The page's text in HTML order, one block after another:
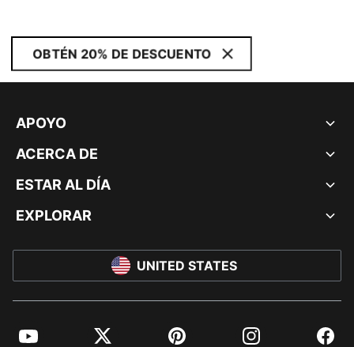
OBTÉN 20% DE DESCUENTO
APOYO
ACERCA DE
ESTAR AL DÍA
EXPLORAR
UNITED STATES
YouTube Twitter Pinterest Instagram